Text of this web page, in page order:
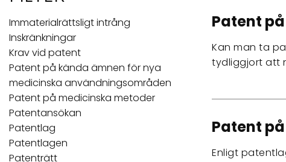
Immaterialrättsligt intrång
Inskränkningar
Krav vid patent
Patent på kända ämnen för nya
medicinska användningsområden
Patent på medicinska metoder
Patentansökan
Patentlag
Patentlagen
Patenträtt
Patent
Kan man ta
tydliggjort att
Patent
Enligt